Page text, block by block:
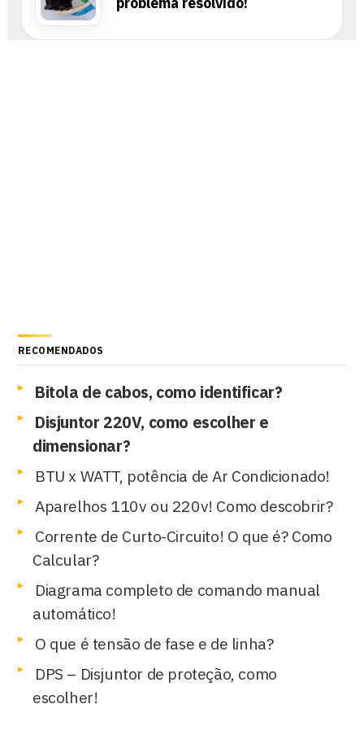
RECOMENDADOS
Bitola de cabos, como identificar?
Disjuntor 220V, como escolher e
dimensionar?
BTU x WATT, potência de Ar Condicionado!
Aparelhos 110v ou 220v! Como descobrir?
Corrente de Curto-Circuito! O que é? Como
Calcular?
Diagrama completo de comando manual
automático!
O que é tensão de fase e de linha?
DPS – Disjuntor de proteção, como
escolher!